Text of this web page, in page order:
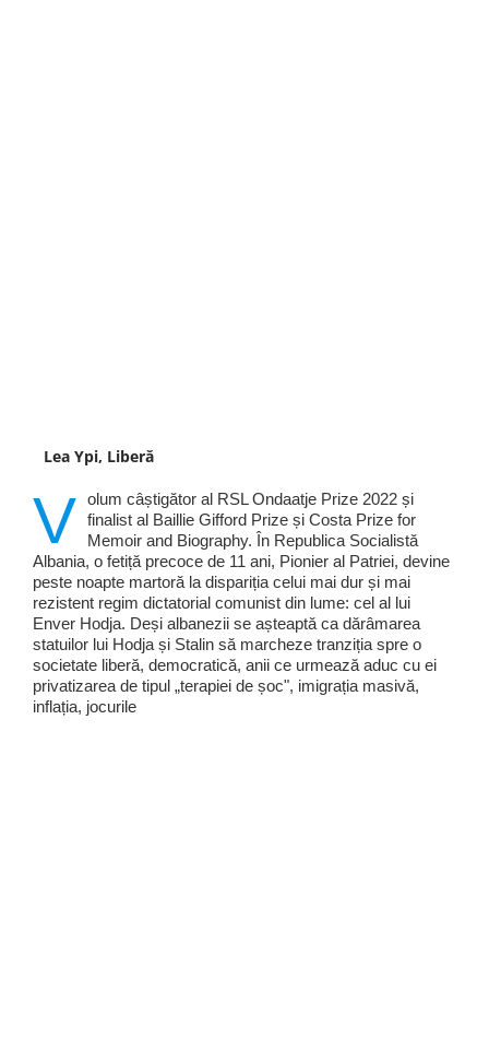
Lea Ypi, Liberă
V olum câștigător al RSL Ondaatje Prize 2022 și
finalist al Baillie Gifford Prize și Costa Prize for
Memoir and Biography. În Republica Socialistă
Albania, o fetiță precoce de 11 ani, Pionier al Patriei, devine
peste noapte martoră la dispariția celui mai dur și mai
rezistent regim dictatorial comunist din lume: cel al lui
Enver Hodja. Deși albanezii se așteaptă ca dărâmarea
statuilor lui Hodja și Stalin să marcheze tranziția spre o
societate liberă, democratică, anii ce urmează aduc cu ei
privatizarea de tipul „terapiei de șoc", imigrația masivă,
inflația, jocurile